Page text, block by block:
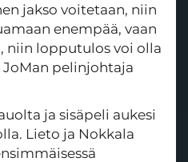
jakso voitetaan, niin
enempää, vaan
niin lopputulos voi olla
pelinjohtaja
ja sisäpeli aukesi
Lieto ja Nokkala